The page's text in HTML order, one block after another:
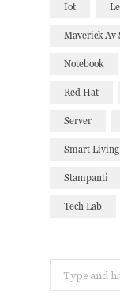
Iot
Maverick Av
Notebook
Red Hat
Server
Smart Living
Stampanti
Tech Lab
for: